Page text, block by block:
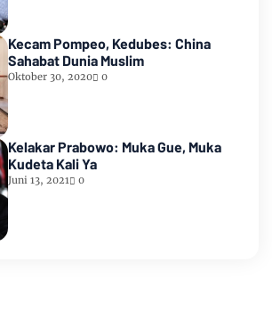
Kecam Pompeo, Kedubes: China
Sahabat Dunia Muslim
Oktober 30, 2020 0
Kelakar Prabowo: Muka Gue, Muka
Kudeta Kali Ya
Juni 13, 2021 0